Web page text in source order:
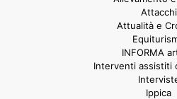
Attacchi
Attualità e
INFORMA
Interventi assistiti
Ippica